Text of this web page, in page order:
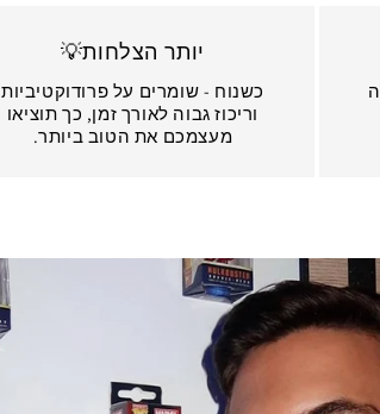
יותר הצלחות💡
כשנוח - שומרים על פרודוקטיביות
וריכוז גבוה לאורך זמן, כך תוציאו
מעצמכם את הטוב ביותר.